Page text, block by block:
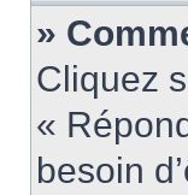
»
Cliquez
«
besoin